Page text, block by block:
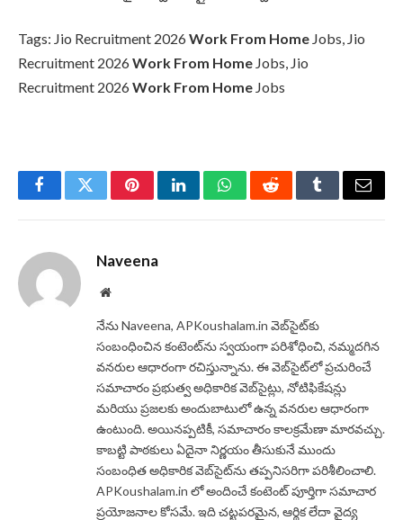
Tags: Jio Recruitment 2026Work From Home Jobs, Jio
Recruitment 2026Work From Home Jobs, Jio
Recruitment 2026Work From Home Jobs
FacebookTwitterPinterestLinkedInWhatsAppRedditTumblrEmail
Naveena
Website
నేను Naveena, APKoushalam.in వెబ్‌సైట్‌కు
సంబంధించిన కంటెంట్‌ను స్వయంగా పరిశోధించి, నమ్మదగిన
వనరుల ఆధారంగా రచిస్తున్నాను. ఈ వెబ్‌సైట్‌లో ప్రచురించే
సమాచారం ప్రభుత్వ అధికారిక వెబ్‌సైట్లు, నోటిఫికేషన్లు
మరియు ప్రజలకు అందుబాటులో ఉన్న వనరుల ఆధారంగా
ఉంటుంది. అయినప్పటికీ, సమాచారం కాలక్రమేణా మారవచ్చు.
కాబట్టి పాఠకులు ఏదైనా నిర్ణయం తీసుకునే ముందు
సంబంధిత అధికారిక వెబ్‌సైట్‌ను తప్పనిసరిగా పరిశీలించాలి.
APKoushalam.in లో అందించే కంటెంట్ పూర్తిగా సమాచార
ప్రయోజనాల కోసమే. ఇది చట్టపరమైన, ఆర్థిక లేదా వైద్య